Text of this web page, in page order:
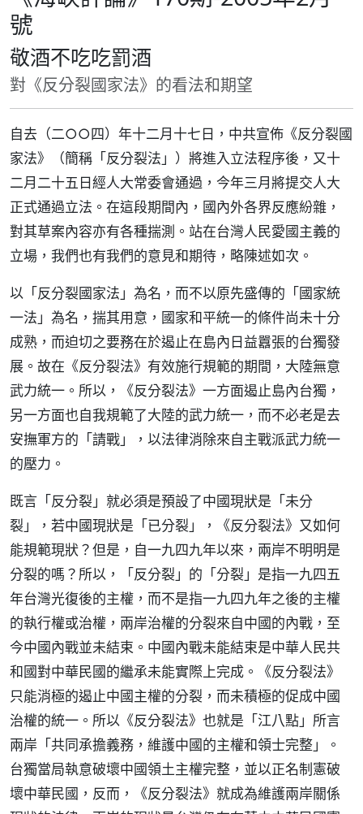
號
敬酒不吃吃罰酒
對《反分裂國家法》的看法和期望
自去（二○○四）年十二月十七日，中共宣佈《反分裂國
家法》（簡稱「反分裂法」）將進入立法程序後，又十
二月二十五日經人大常委會通過，今年三月將提交人大
正式通過立法。在這段期間內，國內外各界反應紛雜，
對其草案內容亦有各種揣測。站在台灣人民愛國主義的
立場，我們也有我們的意見和期待，略陳述如次。
以「反分裂國家法」為名，而不以原先盛傳的「國家統
一法」為名，揣其用意，國家和平統一的條件尚未十分
成熟，而迫切之要務在於遏止在島內日益囂張的台獨發
展。故在《反分裂法》有效施行規範的期間，大陸無意
武力統一。所以，《反分裂法》一方面遏止島內台獨，
另一方面也自我規範了大陸的武力統一，而不必老是去
安撫軍方的「請戰」，以法律消除來自主戰派武力統一
的壓力。
既言「反分裂」就必須是預設了中國現狀是「未分
裂」，若中國現狀是「已分裂」，《反分裂法》又如何
能規範現狀？但是，自一九四九年以來，兩岸不明明是
分裂的嗎？所以，「反分裂」的「分裂」是指一九四五
年台灣光復後的主權，而不是指一九四九年之後的主權
的執行權或治權，兩岸治權的分裂來自中國的內戰，至
今中國內戰並未結束。中國內戰未能結束是中華人民共
和國對中華民國的繼承未能實際上完成。《反分裂法》
只能消極的遏止中國主權的分裂，而未積極的促成中國
治權的統一。所以《反分裂法》也就是「江八點」所言
兩岸「共同承擔義務，維護中國的主權和領士完整」。
台獨當局執意破壞中國領土主權完整，並以正名制憲破
壞中華民國，反而，《反分裂法》就成為維護兩岸關係